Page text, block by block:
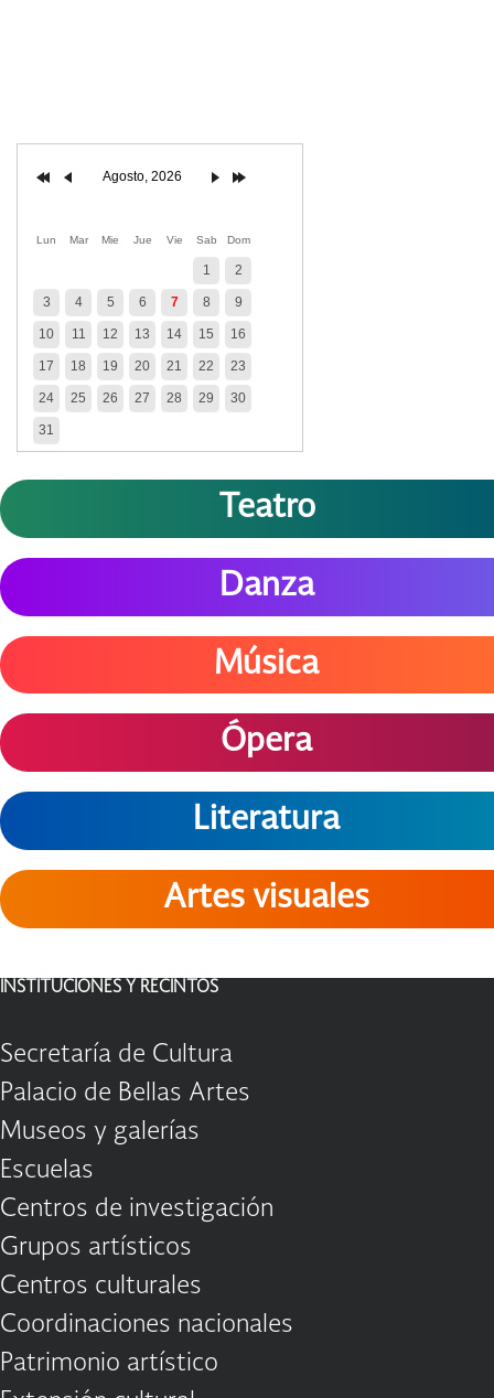
Agosto, 2026
Lun Mar Mie Jue Vie Sab Dom
1 2
3 4 5 6 7 8 9
10 11 12 13 14 15 16
17 18 19 20 21 22 23
24 25 26 27 28 29 30
31
Teatro
Danza
Música
Ópera
Literatura
Artes visuales
INSTITUCIONES Y RECINTOS
Secretaría de Cultura
Palacio de Bellas Artes
Museos y galerías
Escuelas
Centros de investigación
Grupos artísticos
Centros culturales
Coordinaciones nacionales
Patrimonio artístico